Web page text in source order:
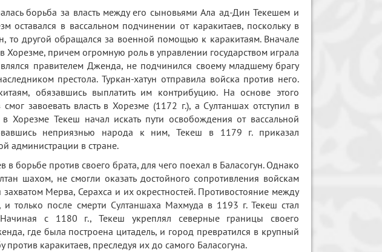
борьба за власть между его сыновьями Ала ад-Дин Текешем и
оставался в вассальном подчинении от каракитаев, поскольку в
то другой обращался за военной помощью к каракитаям. Вначале
Хорезме, причем огромную роль в управлении государством играла
правителем Дженда, не подчинился своему младшему брагу
престола. Туркан-хатун отправила войска против него.
обязавшись выплатить им контрибуцию. На основе этого
завоевать власть в Хорезме (1172 г.), а Султаншах отступил в
Хорезме Текеш начал искать пути освобождения от вассальной
неприязнью народа к ним, Текеш в 1179 г. приказал
администрации в стране.
борьбе против своего брата, для чего поехал в Баласогун. Однако
шахом, не смогли оказать достойного сопротивления войскам
Мерва, Серахса и их окрестностей. Противостояние между
и только после смерти Султаншаха Махмуда в 1193 г. Текеш стал
с 1180 г., Текеш укреплял северные границы своего
где была построена цитадель, и город превратился в крупный
каракитаев, преследуя их до самого Баласогуна.